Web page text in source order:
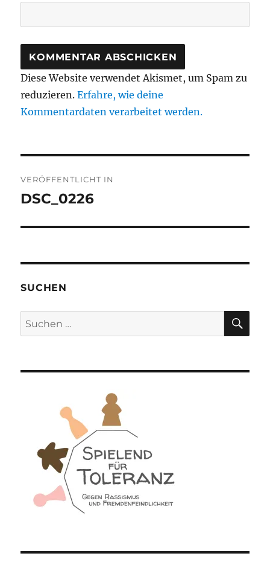
Diese Website verwendet Akismet, um Spam zu
reduzieren.Erfahre, wie deine
Kommentardaten verarbeitet werden.
VERÖFFENTLICHT IN
DSC_0226
SUCHEN
Suchen
nach: